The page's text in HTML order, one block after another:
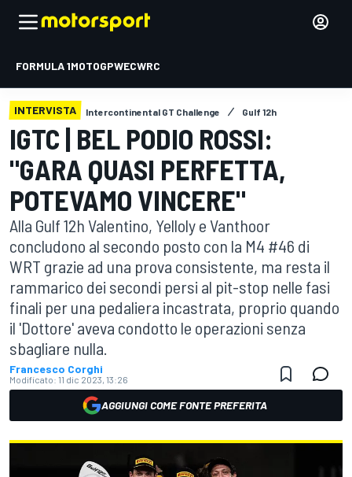
FORMULA 1MOTOGPWECWRC
INTERVISTA Intercontinental GT Challenge Gulf 12h
IGTC | BEL PODIO ROSSI:
"GARA QUASI PERFETTA,
POTEVAMO VINCERE"
Alla Gulf 12h Valentino, Yelloly e Vanthoor
concludono al secondo posto con la M4 #46 di
WRT grazie ad una prova consistente, ma resta il
rammarico dei secondi persi al pit-stop nelle fasi
finali per una pedaliera incastrata, proprio quando
il 'Dottore' aveva condotto le operazioni senza
sbagliare nulla.
Francesco Corghi
Modificato: 11 dic 2023, 13:26
AGGIUNGI COME FONTE PREFERITA